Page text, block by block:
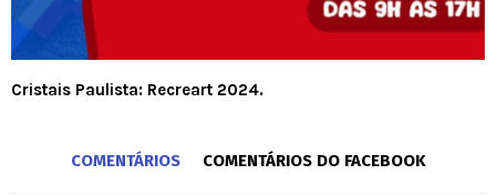
Cristais Paulista: Recreart 2024.
COMENTÁRIOS COMENTÁRIOS DO FACEBOOK